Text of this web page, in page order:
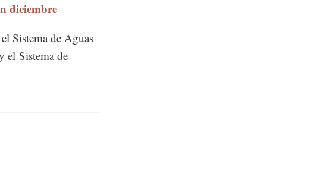
diciembre
Sistema de Aguas
el Sistema de